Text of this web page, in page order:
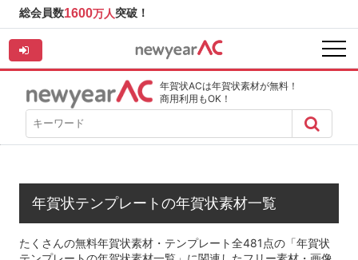
総会員数1600万人突破！
年賀状ACは年賀状素材が無料！
商用利用もOK！
年賀状テンプレートの年賀状素材一覧
たくさんの無料年賀状素材・テンプレート全481点の「年賀状